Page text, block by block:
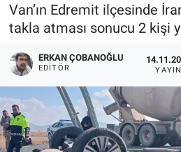
Van’ın Edremit ilçesinde
takla atması sonucu 2 kişi
ERKAN ÇOBANOĞLU
EDITÖR
Tüm Manşetler
Son Dakika Haberleri
Haber Arşivi